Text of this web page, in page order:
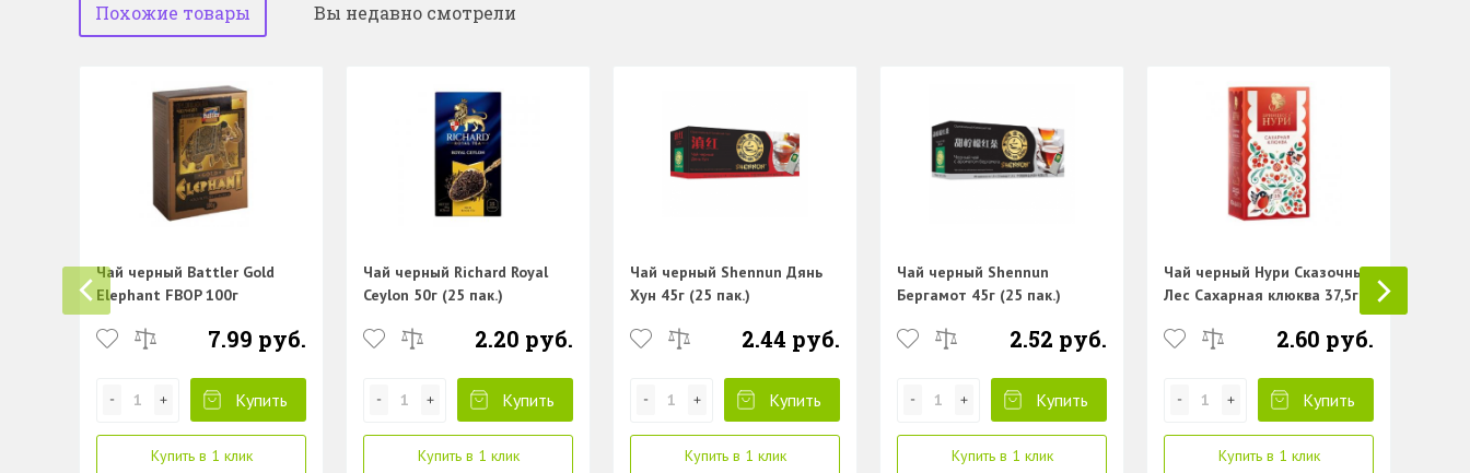
Похожие товары Вы недавно смотрели
Чай черный Battler Gold
Elephant FBOP 100г
7.99 руб.
Купить
Купить в 1 клик
Чай черный Richard Royal
Ceylon 50г (25 пак.)
2.20 руб.
Купить
Купить в 1 клик
Чай черный Shennun Дянь
Хун 45г (25 пак.)
2.44 руб.
Купить
Купить в 1 клик
Чай черный Shennun
Бергамот 45г (25 пак.)
2.52 руб.
Купить
Купить в 1 клик
Чай черный Нури Сказочный
Лес Сахарная клюква 37,5г
2.60 руб.
Купить
Купить в 1 клик